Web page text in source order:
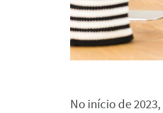
No início de 2023,